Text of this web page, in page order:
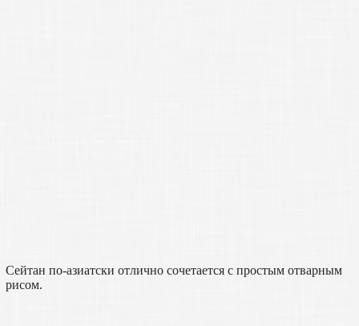
Сейтан по-азиатски отлично сочетается с простым отварным
рисом.